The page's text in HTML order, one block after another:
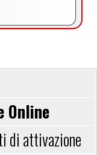
Online
di attivazione